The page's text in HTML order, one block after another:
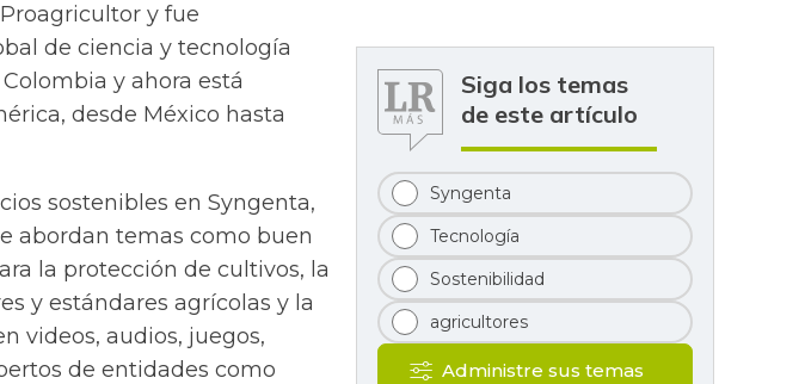
y fue
de ciencia y tecnología
y ahora está
desde México hasta
sostenibles en Syngenta,
abordan temas como buen
la protección de cultivos, la
y estándares agrícolas y la
videos, audios, juegos,
de entidades como
Siga los temas
de este artículo
Syngenta
Tecnología
Sostenibilidad
agricultores
Administre sus temas